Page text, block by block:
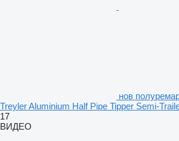
нов
Treyler Aluminium Half Pipe Tipper Semi-
17
ВИДЕО